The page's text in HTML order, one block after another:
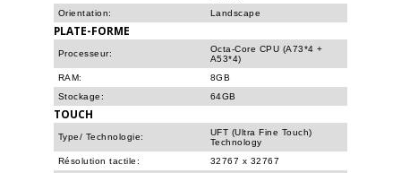
Orientation:
Landscape
PLATE-FORME
Processeur:
Octa-Core CPU (A73*4 +
A53*4)
RAM:
8GB
Stockage:
64GB
TOUCH
Type/ Technologie:
UFT (Ultra Fine Touch)
Technology
Résolution tactile:
32767 x 32767